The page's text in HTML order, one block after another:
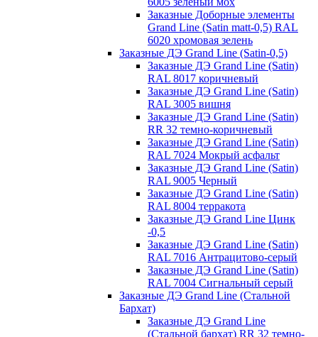
Заказные Доборные элементы
Grand Line (Satin matt-0,5) RAL
6020 хромовая зелень
Заказные ДЭ Grand Line (Satin-0,5)
Заказные ДЭ Grand Line (Satin)
RAL 8017 коричневый
Заказные ДЭ Grand Line (Satin)
RAL 3005 вишня
Заказные ДЭ Grand Line (Satin)
RR 32 темно-коричневый
Заказные ДЭ Grand Line (Satin)
RAL 7024 Мокрый асфальт
Заказные ДЭ Grand Line (Satin)
RAL 9005 Черный
Заказные ДЭ Grand Line (Satin)
RAL 8004 терракота
Заказные ДЭ Grand Line Цинк
-0,5
Заказные ДЭ Grand Line (Satin)
RAL 7016 Антрацитово-серый
Заказные ДЭ Grand Line (Satin)
RAL 7004 Сигнальный серый
Заказные ДЭ Grand Line (Стальной
Бархат)
Заказные ДЭ Grand Line
(Стальной бархат) RR 32 темно-